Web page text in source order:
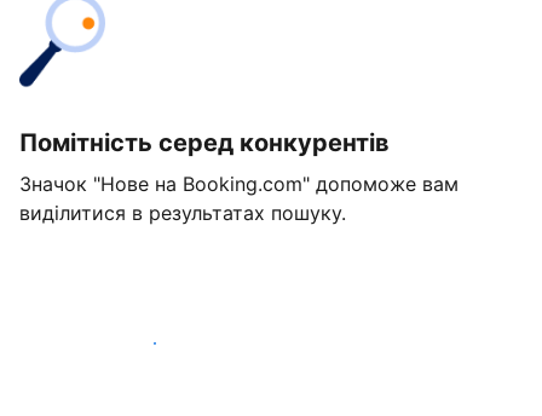
Помітність серед конкурентів
Значок "Нове на Booking.com" допоможе вам
виділитися в результатах пошуку.
Розпочати вже сьогодні